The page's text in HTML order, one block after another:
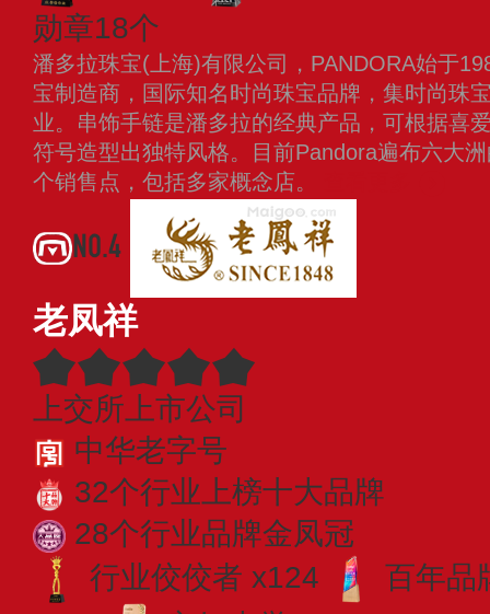
勋章18个
潘多拉珠宝(上海)有限公司，PANDORA始于
宝制造商，国际知名时尚珠宝品牌，集时尚珠
业。串饰手链是潘多拉的经典产品，可根据喜
符号造型出独特风格。目前Pandora遍布六大
个销售点，包括多家概念店。
NO.4
老凤祥
上交所上市公司
中华老字号
32个行业上榜十大品牌
28个行业品牌金凤冠
行业佼佼者 x124
百年品